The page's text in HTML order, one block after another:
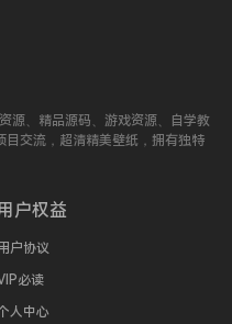
源、精品源码、游戏资源、自学教
交流，超清精美壁纸，拥有独特
户权益
户协议
必读
人中心